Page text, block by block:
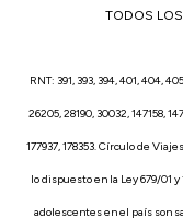
TODOS
RNT: 391, 393, 394, 401, 404,
26205, 28190, 30032, 147158,
177937, 178353. Círculo de
lo dispuesto en la Ley 679/01
adolescentes en el país son